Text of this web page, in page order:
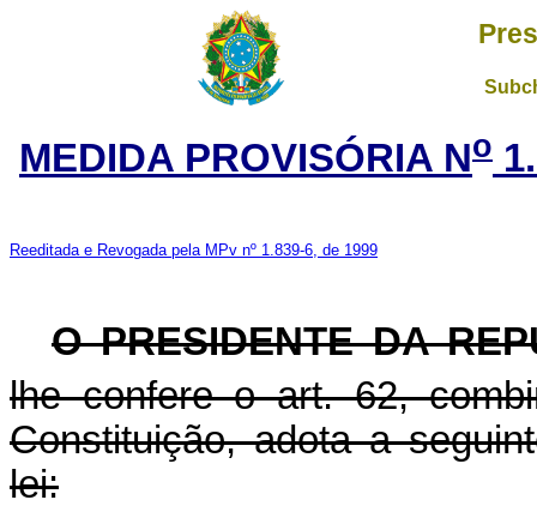
MEDIDA PROVISÓRIA No
Reeditada e Revogada pela MPv nº 1.839-6, de 1999
O PRESIDENTE DA
lhe confere o art. 62,
Constituição, adota a
lei: